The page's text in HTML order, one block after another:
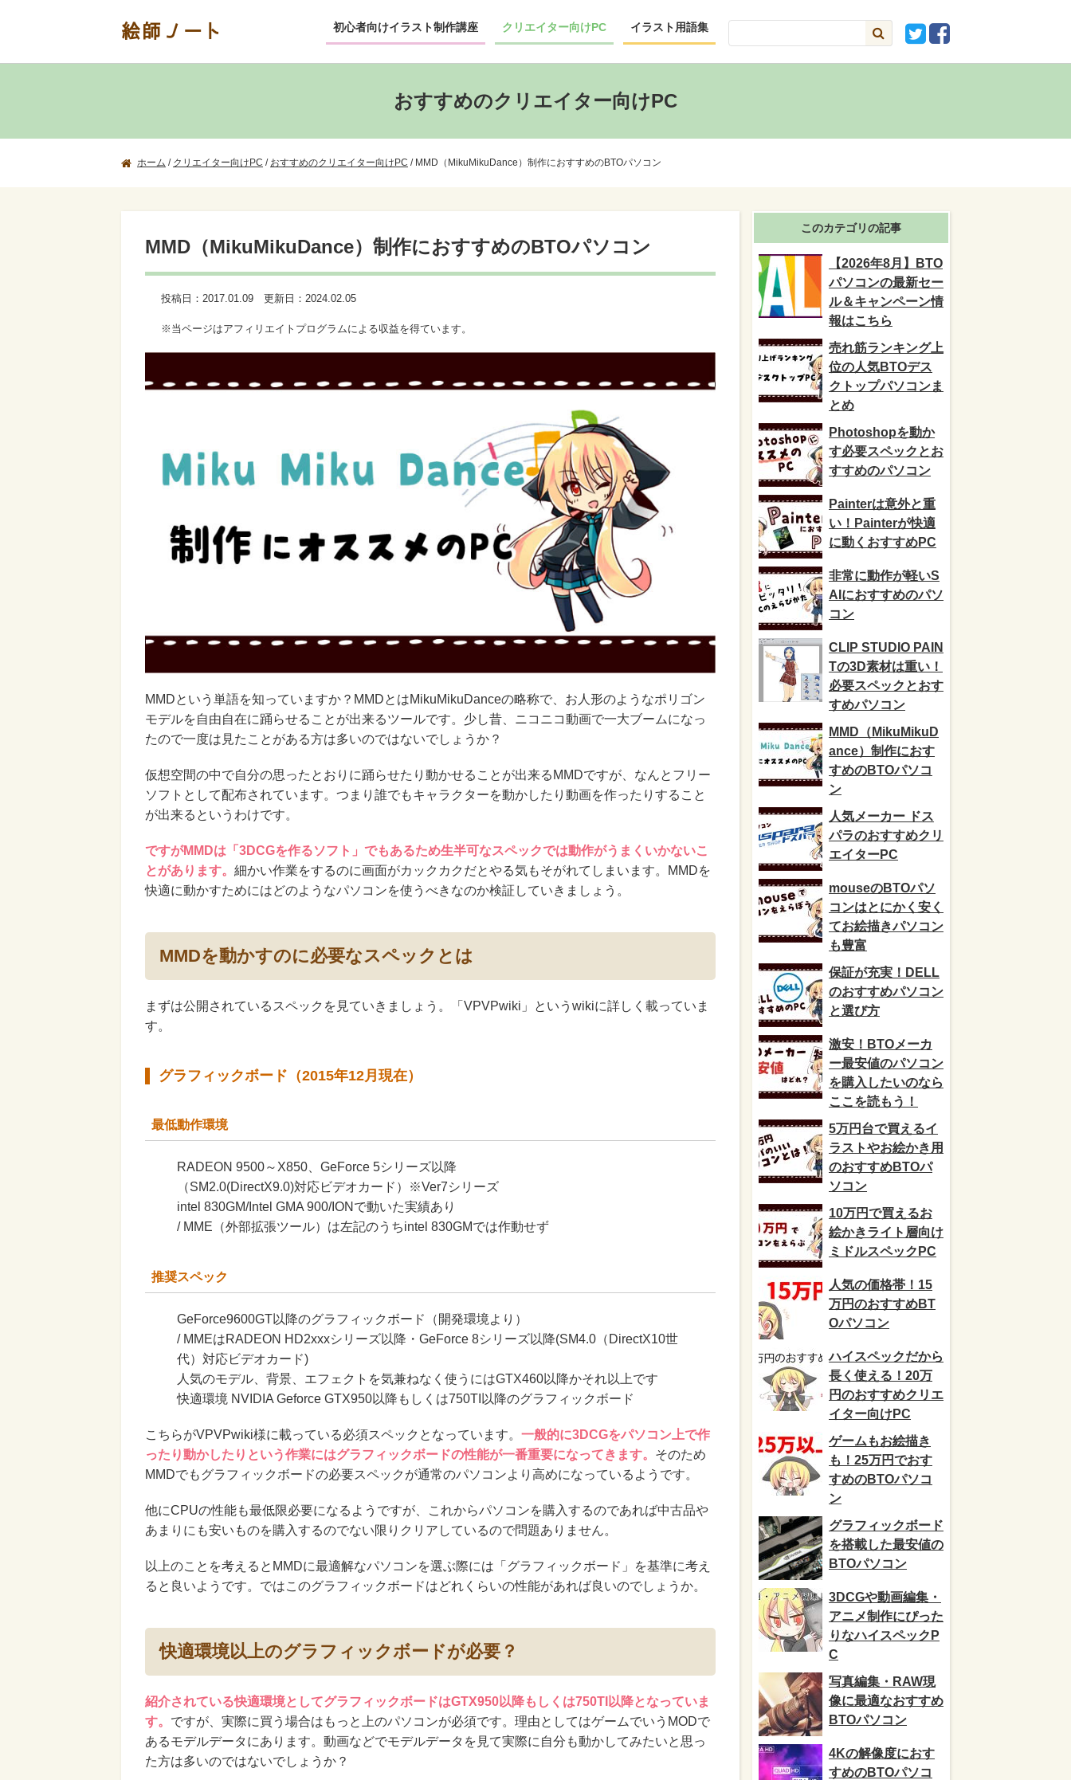
絵師ノート 初心者向けイラスト制作講座 クリエイター向けPC イラスト用語集
おすすめのクリエイター向けPC
ホーム / クリエイター向けPC / おすすめのクリエイター向けPC / MMD（MikuMikuDance）制作におすすめのBTOパソコン
MMD（MikuMikuDance）制作におすすめのBTOパソコン
投稿日： 2017.01.09 更新日： 2024.02.05
※当ページはアフィリエイトプログラムによる収益を得ています。
MMDという単語を知っていますか？MMDとはMikuMikuDanceの略称で、お人形のようなポリゴン
モデルを自由自在に踊らせることが出来るツールです。少し昔、ニコニコ動画で一大ブームになっ
たので一度は見たことがある方は多いのではないでしょうか？
仮想空間の中で自分の思ったとおりに踊らせたり動かせることが出来るMMDですが、なんとフリー
ソフトとして配布されています。つまり誰でもキャラクターを動かしたり動画を作ったりすること
が出来るというわけです。
ですがMMDは「3DCGを作るソフト」でもあるため生半可なスペックでは動作がうまくいかないこ
とがあります。 細かい作業をするのに画面がカックカクだとやる気もそがれてしまいます。MMDを
快適に動かすためにはどのようなパソコンを使うべきなのか検証していきましょう。
MMDを動かすのに必要なスペックとは
まずは公開されているスペックを見ていきましょう。「VPVPwiki」というwikiに詳しく載っていま
す。
グラフィックボード（2015年12月現在）
最低動作環境
RADEON 9500～X850、GeForce 5シリーズ以降
（SM2.0(DirectX9.0)対応ビデオカード）※Ver7シリーズ
intel 830GM/Intel GMA 900/IONで動いた実績あり
/ MME（外部拡張ツール）は左記のうちintel 830GMでは作動せず
推奨スペック
GeForce9600GT以降のグラフィックボード（開発環境より）
/ MMEはRADEON HD2xxxシリーズ以降・GeForce 8シリーズ以降(SM4.0（DirectX10世
代）対応ビデオカード)
人気のモデル、背景、エフェクトを気兼ねなく使うにはGTX460以降かそれ以上です
快適環境 NVIDIA Geforce GTX950以降もしくは750TI以降のグラフィックボード
こちらがVPVPwiki様に載っている必須スペックとなっています。 一般的に3DCGをパソコン上で作
ったり動かしたりという作業にはグラフィックボードの性能が一番重要になってきます。 そのため
MMDでもグラフィックボードの必要スペックが通常のパソコンより高めになっているようです。
他にCPUの性能も最低限必要になるようですが、これからパソコンを購入するのであれば中古品や
あまりにも安いものを購入するのでない限りクリアしているので問題ありません。
以上のことを考えるとMMDに最適解なパソコンを選ぶ際には「グラフィックボード」を基準に考え
ると良いようです。ではこのグラフィックボードはどれくらいの性能があれば良いのでしょうか。
快適環境以上のグラフィックボードが必要？
紹介されている快適環境としてグラフィックボードはGTX950以降もしくは750TI以降となっていま
す。 ですが、実際に買う場合はもっと上のパソコンが必須です。理由としてはゲームでいうMODで
あるモデルデータにあります。動画などでモデルデータを見て実際に自分も動かしてみたいと思っ
た方は多いのではないでしょうか？
このカテゴリの記事
【2026年8月】BTO
パソコンの最新セー
ル＆キャンペーン情
報はこちら
売れ筋ランキング上
位の人気BTOデス
クトップパソコンま
とめ
Photoshopを動か
す必要スペックとお
すすめのパソコン
Painterは意外と重
い！Painterが快適
に動くおすすめPC
非常に動作が軽いS
AIにおすすめのパソ
コン
CLIP STUDIO PAIN
Tの3D素材は重い！
必要スペックとおす
すめパソコン
MMD（MikuMikuD
ance）制作におす
すめのBTOパソコ
ン
人気メーカー ドス
パラのおすすめクリ
エイターPC
mouseのBTOパソ
コンはとにかく安く
てお絵描きパソコン
も豊富
保証が充実！DELL
のおすすめパソコン
と選び方
激安！BTOメーカ
ー最安値のパソコン
を購入したいのなら
ここを読もう！
5万円台で買えるイ
ラストやお絵かき用
のおすすめBTOパ
ソコン
10万円で買えるお
絵かきライト層向け
ミドルスペックPC
人気の価格帯！15
万円のおすすめBT
Oパソコン
ハイスペックだから
長く使える！20万
円のおすすめクリエ
イター向けPC
ゲームもお絵描き
も！25万円でおす
すめのBTOパソコ
ン
グラフィックボード
を搭載した最安値の
BTOパソコン
3DCGや動画編集・
アニメ制作にぴった
りなハイスペックP
C
写真編集・RAW現
像に最適なおすすめ
BTOパソコン
4Kの解像度におす
すめのBTOパソコ